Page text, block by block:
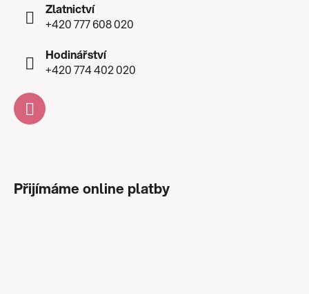
Zlatnictví
+420 777 608 020
Hodinářství
+420 774 402 020
Přijímáme online platby